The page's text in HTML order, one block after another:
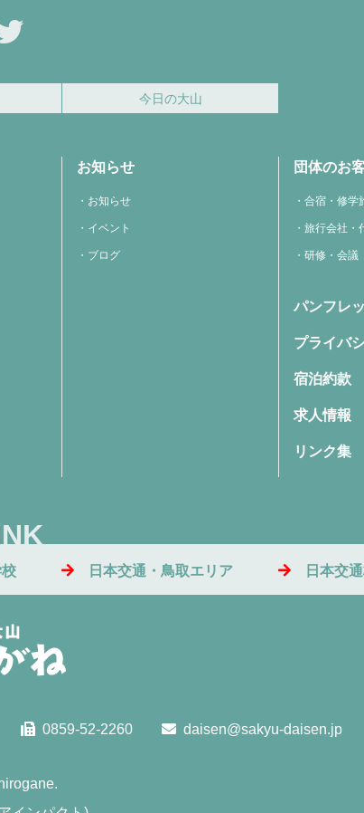
今日の大山
お知らせ
お知らせ
イベント
ブログ
団体のお
合宿・修学
旅行会社・
研修・会議
パンフレ
プライバ
宿泊約款
求人情報
リンク集
日本交通・鳥取エリア 日本交
0859-52-2260 daisen@sakyu-daisen.jp